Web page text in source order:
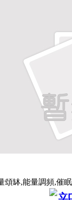
缽,能量調頻,催